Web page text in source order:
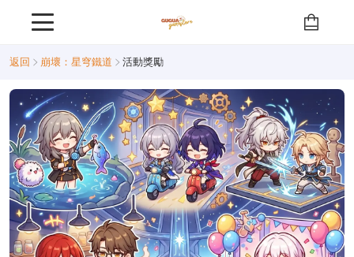
返回 崩壞：星穹鐵道 活動獎勵